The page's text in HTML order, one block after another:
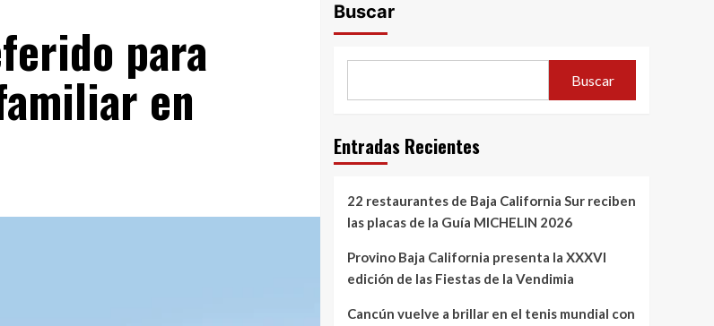
para
en
Buscar
Buscar
Entradas Recientes
22 restaurantes de Baja California Sur reciben
las placas de la Guía MICHELIN 2026
Provino Baja California presenta la XXXVI
edición de las Fiestas de la Vendimia
Cancún vuelve a brillar en el tenis mundial con